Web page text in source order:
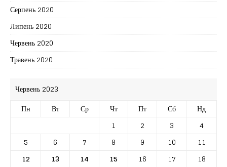
Серпень 2020
Липень 2020
Червень 2020
Травень 2020
Червень 2023
Пн
Вт Ср Чт Пт Сб
Нд
1
2 3
4
5
6 7 8 9 10
11
12
13 14 15 16 17 18